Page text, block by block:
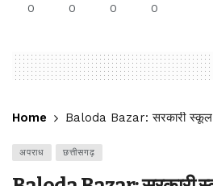
0 0 0 0
Home Baloda Bazar: सरकारी स्कूल में
अपराध छत्तीसगढ़